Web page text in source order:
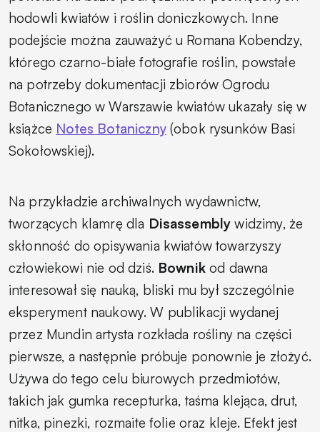
hodowli kwiatów i roślin doniczkowych. Inne
podejście można zauważyć u Romana Kobendzy,
którego czarno-białe fotografie roślin, powstałe
na potrzeby dokumentacji zbiorów Ogrodu
Botanicznego w Warszawie kwiatów ukazały się w
książce Notes Botaniczny(obok rysunków Basi
Sokołowskiej).
Na przykładzie archiwalnych wydawnictw,
tworzących klamrę dla Disassembly widzimy, że
skłonność do opisywania kwiatów towarzyszy
człowiekowi nie od dziś. Bownikod dawna
interesował się nauką, bliski mu był szczególnie
eksperyment naukowy. W publikacji wydanej
przez Mundin artysta rozkłada rośliny na części
pierwsze, a następnie próbuje ponownie je złożyć.
Używa do tego celu biurowych przedmiotów,
takich jak gumka recepturka, taśma klejąca, drut,
nitka, pinezki, rozmaite folie oraz kleje. Efekt jest